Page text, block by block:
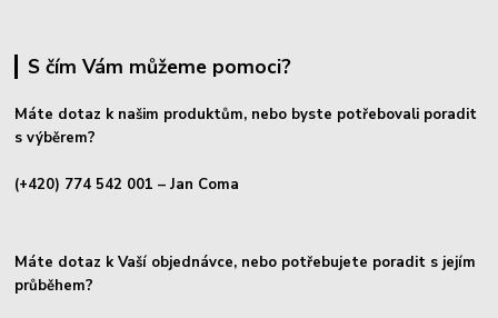
S čím Vám můžeme pomoci?
Máte dotaz k našim produktům, nebo byste potřebovali poradit
s výběrem?
(+420) 774 542 001 – Jan Coma
Máte dotaz k Vaší objednávce, nebo potřebujete poradit s jejím
průběhem?